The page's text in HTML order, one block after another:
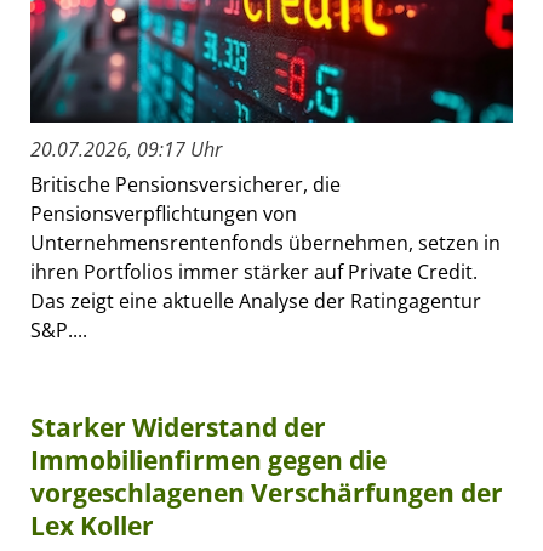
20.07.2026, 09:17 Uhr
Britische Pensionsversicherer, die
Pensionsverpflichtungen von
Unternehmensrentenfonds übernehmen, setzen in
ihren Portfolios immer stärker auf Private Credit.
Das zeigt eine aktuelle Analyse der Ratingagentur
S&P....
Starker Widerstand der
Immobilienfirmen gegen die
vorgeschlagenen Verschärfungen der
Lex Koller